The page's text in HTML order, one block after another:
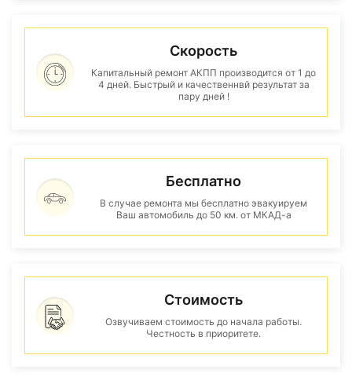
Скорость
Капитальный ремонт АКПП производится от 1 до
4 дней. Быстрый и качественнвй результат за
пару дней !
Бесплатно
В случае ремонта мы бесплатно эвакуируем
Ваш автомобиль до 50 км. от МКАД-а
Стоимость
Озвучиваем стоимость до начала работы.
Честность в приоритете.